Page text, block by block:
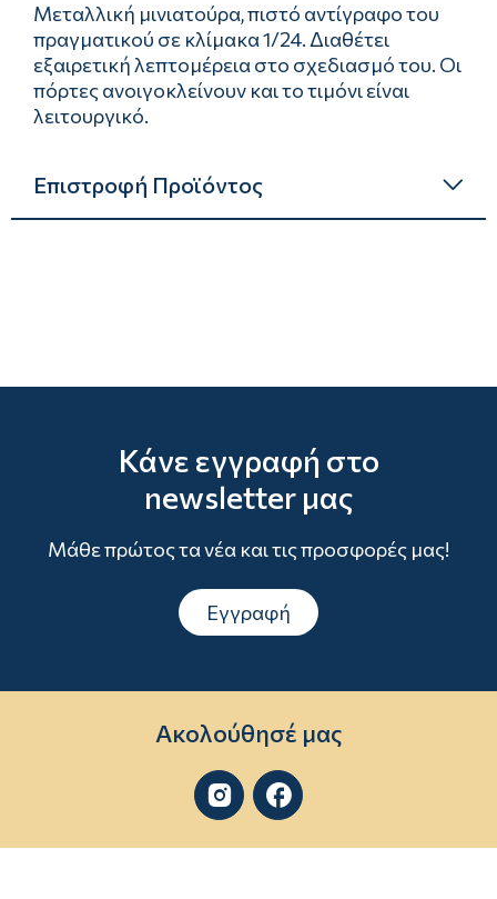
Μεταλλική μινιατούρα, πιστό αντίγραφο του
πραγματικού σε κλίμακα 1/24. Διαθέτει
εξαιρετική λεπτομέρεια στο σχεδιασμό του. Οι
πόρτες ανοιγοκλείνουν και το τιμόνι είναι
λειτουργικό.
Επιστροφή Προϊόντος
Κάνε εγγραφή στο
newsletter μας
Μάθε πρώτος τα νέα και τις προσφορές μας!
Εγγραφή
Ακολούθησέ μας
 